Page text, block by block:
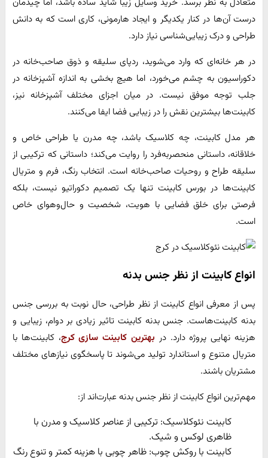
درست آن‌ها در کنار یکدیگر و ایجاد هارمونی، کاری است که به دانش
طراحی و درک زیبایی‌شناسی نیاز دارد.
در هر خانه‌ای که وارد می‌شوید، ردپای سلیقه و ذوق صاحب‌خانه در
دکوراسیون به چشم می‌خورد، اما هیچ بخشی به اندازه آشپزخانه در
جلب توجه موفق نیست. در میان اجزای مختلف آشپزخانه نیز،
کابینت‌ها بیشترین نقش را در زیبایی فضا ایفا می‌کنند.
هر مدل کابینت، چه کلاسیک باشد، چه مدرن یا طراحی خاص و
خلاقانه، داستانی منحصر‌به‌فرد را روایت می‌کند؛ داستانی که ترکیبی از
سلیقه طراح و روحیات صاحب‌خانه است. انتخاب رنگ، فرم و متریال
کابینت‌ها در بورس کابینت تنها یک تصمیم دکوراتیو نیست، بلکه
فرصتی برای خلق فضایی با هویت، شخصیت و حال‌وهوای خاص
است.
انواع کابینت از نظر جنس بدنه
پس از معرفی انواع کابینت از نظر طراحی، حال نوبت به بررسی جنس
بدنه کابینت‌هاست. جنس بدنه کابینت تاثیر زیادی بر دوام، زیبایی و
هزینه نهایی پروژه دارد. در بهترین کابینت سازی کرج، کابینت‌ها با
متریال متنوع و استاندارد تولید می‌شوند تا پاسخگوی نیازهای مختلف
مشتریان باشند.
مهم‌ترین انواع کابینت از نظر جنس بدنه عبارت‌اند از:
کابینت نئوکلاسیک: ترکیبی از عناصر کلاسیک و مدرن با
ظاهری لوکس و شیک.
کابینت با روکش چوب: ظاهر چوبی با هزینه کمتر و تنوع رنگ